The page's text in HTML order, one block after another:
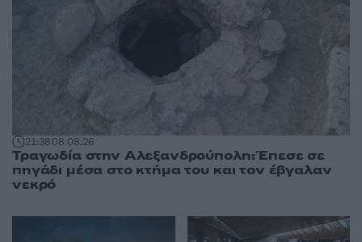
21:3808.08.26
Τραγωδία στην Αλεξανδρούπολη: Έπεσε σε
πηγάδι μέσα στο κτήμα του και τον έβγαλαν
νεκρό